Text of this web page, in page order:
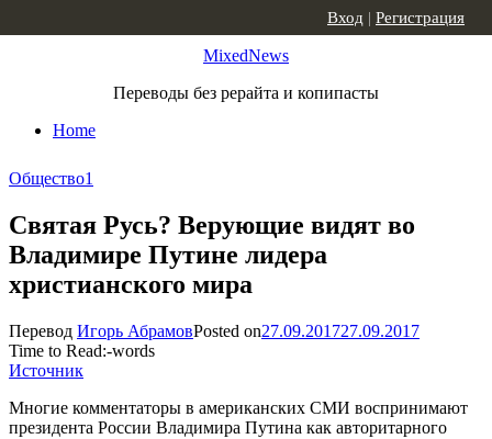
MixedNews
Переводы без рерайта и копипасты
Home
Вход | Регистрация
Общество1
Святая Русь? Верующие видят во
Владимире Путине лидера
христианского мира
Перевод Игорь АбрамовPosted on27.09.201727.09.2017
Time to Read:-words
Источник
Многие комментаторы в американских СМИ воспринимают
президента России Владимира Путина как авторитарного